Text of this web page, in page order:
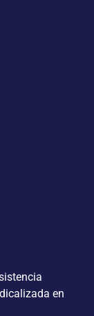
en